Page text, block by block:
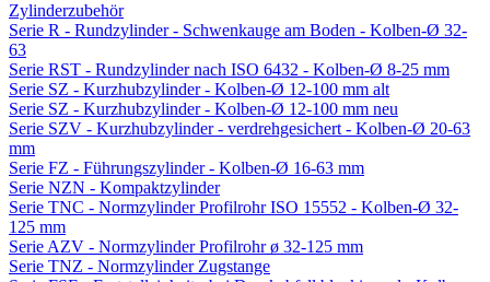
Zylinderzubehör
Serie R - Rundzylinder - Schwenkauge am Boden - Kolben-Ø 32-
63
Serie RST - Rundzylinder nach ISO 6432 - Kolben-Ø 8-25 mm
Serie SZ - Kurzhubzylinder - Kolben-Ø 12-100 mm alt
Serie SZ - Kurzhubzylinder - Kolben-Ø 12-100 mm neu
Serie SZV - Kurzhubzylinder - verdrehgesichert - Kolben-Ø 20-63
mm
Serie FZ - Führungszylinder - Kolben-Ø 16-63 mm
Serie NZN - Kompaktzylinder
Serie TNC - Normzylinder Profilrohr ISO 15552 - Kolben-Ø 32-
125 mm
Serie AZV - Normzylinder Profilrohr ø 32-125 mm
Serie TNZ - Normzylinder Zugstange